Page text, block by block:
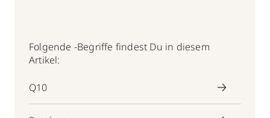
Folgende -Begriffe findest Du in diesem
Artikel:
Q10